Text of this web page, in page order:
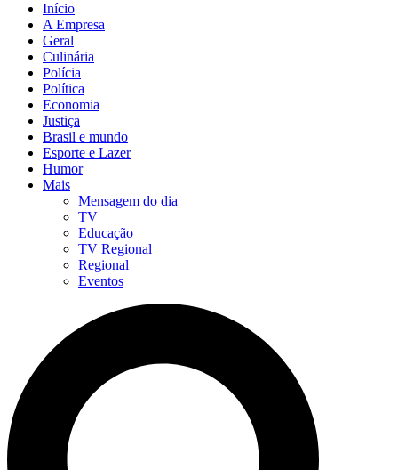
Início
A Empresa
Geral
Culinária
Polícia
Política
Economia
Justiça
Brasil e mundo
Esporte e Lazer
Humor
Mais
Mensagem do dia
TV
Educação
TV Regional
Regional
Eventos